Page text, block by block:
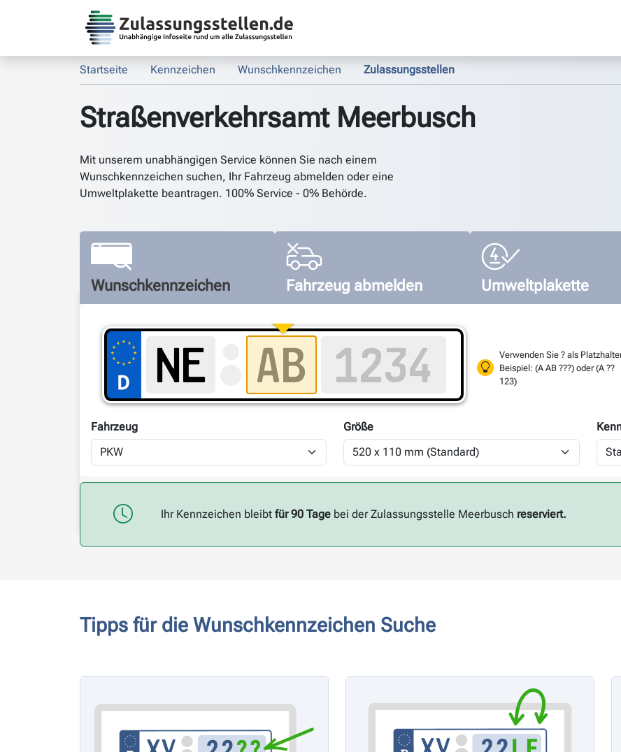
Startseite Kennzeichen Wunschkennzeichen Zulassungsstellen
Straßenverkehrsamt Meerbusch
Mit unserem unabhängigen Service können Sie nach einem
Wunschkennzeichen suchen, Ihr Fahrzeug abmelden oder eine
Umweltplakette beantragen. 100% Service - 0% Behörde.
Wunschkennzeichen Fahrzeug abmelden Umweltplakette
Verwenden Sie ? als
Beispiel: (A AB ???) oder (A ??
123)
Fahrzeug Größe
Ihr Kennzeichen bleibt für 90 Tagebei der Zulassungsstelle Meerbusch reserviert.
Tipps für die Wunschkennzeichen Suche